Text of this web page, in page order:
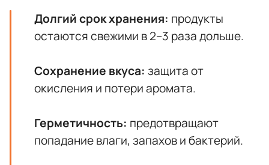
Долгий срок хранения: продукты
остаются свежими в 2–3 раза дольше.
Сохранение вкуса: защита от
окисления и потери аромата.
Герметичность: предотвращают
попадание влаги, запахов и бактерий.